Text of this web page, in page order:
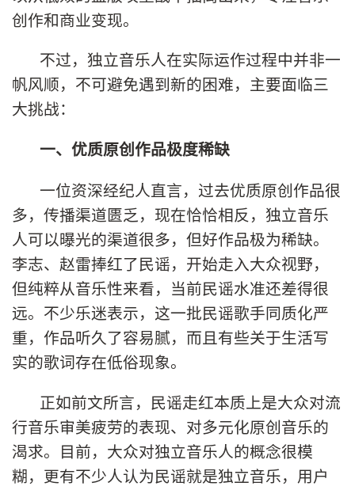
创作和商业变现。
不过，独立音乐人在实际运作过程中并非一
帆风顺，不可避免遇到新的困难，主要面临三
大挑战：
一、优质原创作品极度稀缺
一位资深经纪人直言，过去优质原创作品很
多，传播渠道匮乏，现在恰恰相反，独立音乐
人可以曝光的渠道很多，但好作品极为稀缺。
李志、赵雷捧红了民谣，开始走入大众视野，
但纯粹从音乐性来看，当前民谣水准还差得很
远。不少乐迷表示，这一批民谣歌手同质化严
重，作品听久了容易腻，而且有些关于生活写
实的歌词存在低俗现象。
正如前文所言，民谣走红本质上是大众对流
行音乐审美疲劳的表现、对多元化原创音乐的
渴求。目前，大众对独立音乐人的概念很模
糊，更有不少人认为民谣就是独立音乐，用户